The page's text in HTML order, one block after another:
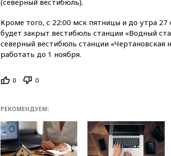
Кроме того, с 22:00 мск пятницы и до утра 27
будет закрыт вестибюль станции «Водный
северный вестибюль станции «Чертановская
работать до 1 ноября.
0 0
РЕКОМЕНДУЕМ: